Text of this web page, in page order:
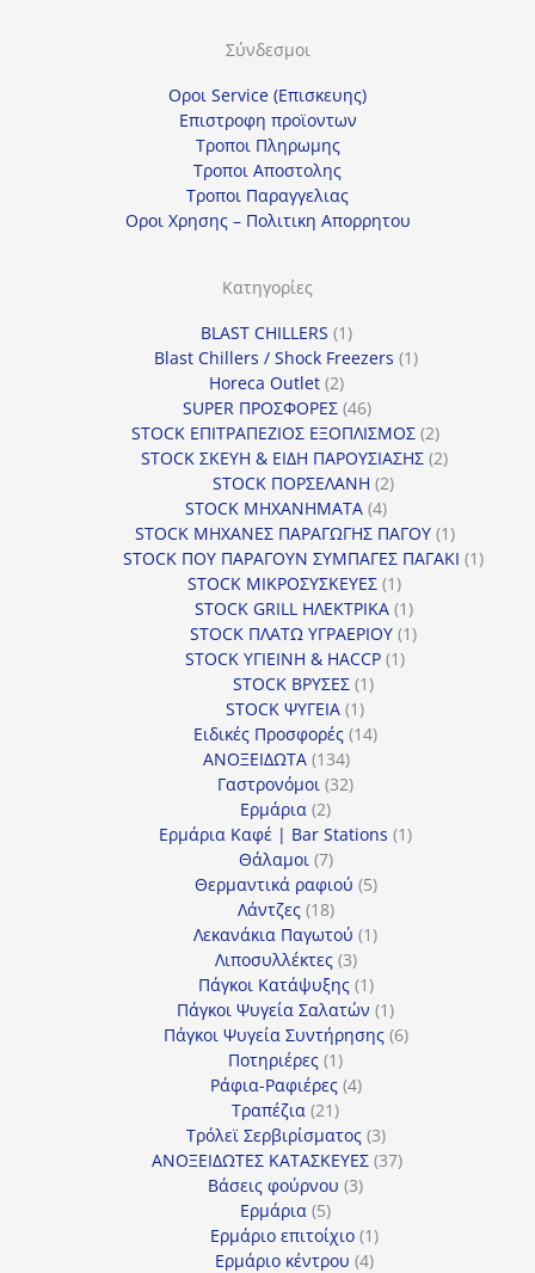
Σύνδεσμοι
Οροι Service (Επισκευης)
Επιστροφη προϊοντων
Τροποι Πληρωμης
Τροποι Αποστολης
Τροποι Παραγγελιας
Οροι Χρησης – Πολιτικη Απορρητου
Κατηγορίες
BLAST CHILLERS 11
προϊόν
Blast Chillers / Shock Freezers 11
Horeca Outlet 22
προϊόντα
SUPER ΠΡΟΣΦΟΡΕΣ 4646
προϊόντα
STOCK ΕΠΙΤΡΑΠΕΖΙΟΣ ΕΞΟΠΛΙΣΜΟΣ 22
προϊόντα
STOCK ΣΚΕΥΗ & ΕΙΔΗ ΠΑΡΟΥΣΙΑΣΗΣ 22
STOCK ΠΟΡΣΕΛΑΝΗ 22
STOCK ΜΗΧΑΝΗΜΑΤΑ 44
προϊόντα
STOCK ΜΗΧΑΝΕΣ ΠΑΡΑΓΩΓΗΣ ΠΑΓΟΥ 11
προϊόν
STOCK ΠΟΥ ΠΑΡΑΓΟΥΝ ΣΥΜΠΑΓΕΣ ΠΑΓΑΚΙ 11
STOCK ΜΙΚΡΟΣΥΣΚΕΥΕΣ 11
προϊόν
STOCK GRILL ΗΛΕΚΤΡΙΚΑ 11
προϊόν
STOCK ΠΛΑΤΩ ΥΓΡΑΕΡΙΟΥ 11
STOCK ΥΓΙΕΙΝΗ & HACCP 11
STOCK ΒΡΥΣΕΣ 11
STOCK ΨΥΓΕΙΑ 11
προϊόν
Ειδικές Προσφορές 1414
ΑΝΟΞΕΙΔΩΤΑ 134134
προϊόντα
Γαστρονόμοι 3232
Ερμάρια 22
προϊόντα
Ερμάρια Καφέ | Bar Stations 11
Θάλαμοι 77
προϊόντα
Θερμαντικά ραφιού 55
Λάντζες 1818
προϊόντα
Λεκανάκια Παγωτού 11
Λιποσυλλέκτες 33
προϊόντα
Πάγκοι Κατάψυξης 11
προϊόν
Πάγκοι Ψυγεία Σαλατών 11
προϊόν
Πάγκοι Ψυγεία Συντήρησης 66
Ποτηριέρες 11
προϊόν
Ράφια-Ραφιέρες 44
Τραπέζια 2121
προϊόντα
Τρόλεϊ Σερβιρίσματος 33
προϊόντα
ΑΝΟΞΕΙΔΩΤΕΣ ΚΑΤΑΣΚΕΥΕΣ 3737
Βάσεις φούρνου 33
Ερμάρια 55
προϊόντα
Ερμάριο επιτοίχιο 11
προϊόν
Ερμάριο κέντρου 44